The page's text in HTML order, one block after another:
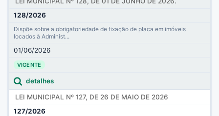
128/2026
Dispõe sobre a obrigatoriedade de fixação de placa em imóveis
locados à Administ...
01/06/2026
VIGENTE
detalhes
LEI MUNICIPAL Nº 127, DE 26 DE MAIO DE 2026
127/2026